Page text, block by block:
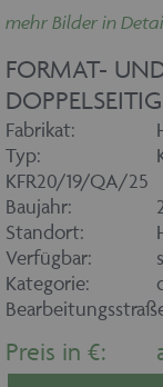
mehr Bilder in
FORMAT-
DOPPELSEITIG
Fabrikat:
Typ:
KFR20/19/QA/25
Baujahr:
Standort:
Verfügbar:
Kategorie:
Preis in €: